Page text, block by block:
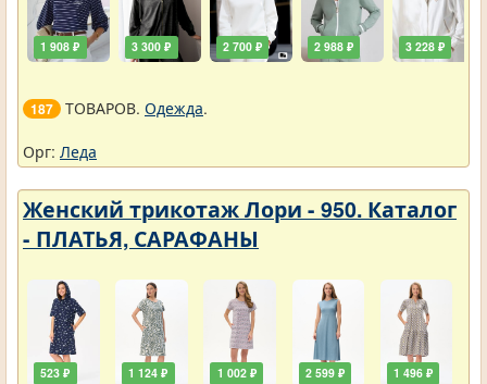
1 908 ₽ 3 300 ₽ 2 700 ₽ 2 988 ₽ 3 228 ₽
187 ТОВАРОВ. Одежда.
Орг: Леда
Женский трикотаж Лори - 950. Каталог
- ПЛАТЬЯ, САРАФАНЫ
523 ₽ 1 124 ₽ 1 002 ₽ 2 599 ₽ 1 496 ₽